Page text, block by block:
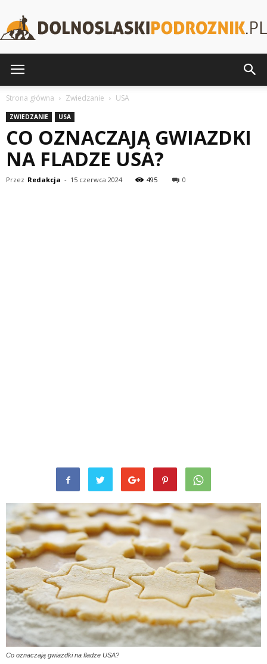
Strona główna Zwiedzanie USA
ZWIEDZANIE USA
CO OZNACZAJĄ GWIAZDKI
NA FLADZE USA?
Przez Redakcja - 15 czerwca 2024 495 0
Co oznaczają gwiazdki na fladze USA?